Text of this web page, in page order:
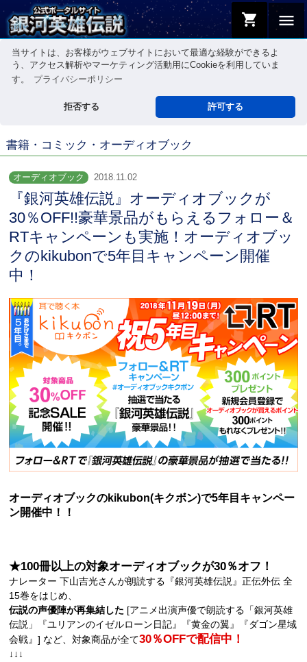
当サイトは、お客様がウェブサイトにおいて最適な経験ができるよ
う、アクセス解析やマーケティング活動用にCookieを利用していま
す。
プライバシーポリシー
拒否する 許可する
menu
shopping_cart
書籍・コミック・オーディオブック
オーディオブック 2018.11.02
『銀河英雄伝説』オーディオブックが
30％OFF!!豪華景品がもらえるフォロー＆
RTキャンペーンも実施！オーディオブッ
クのkikubonで5年目キャンペーン開催
中！
オーディオブックのkikubon(キクボン)で5年目キャンペー
ン開催中！！
★100冊以上の対象オーディオブックが30％オフ！
ナレーター 下山吉光さんが朗読する『銀河英雄伝説』正伝外伝 全
15巻をはじめ、
伝説の声優陣が再集結した [アニメ出演声優で朗読する「銀河英雄
伝説」『ユリアンのイゼルローン日記』『黄金の翼』『ダゴン星域
会戦』] など、対象商品が全て30％OFFで配信中！
↓↓↓